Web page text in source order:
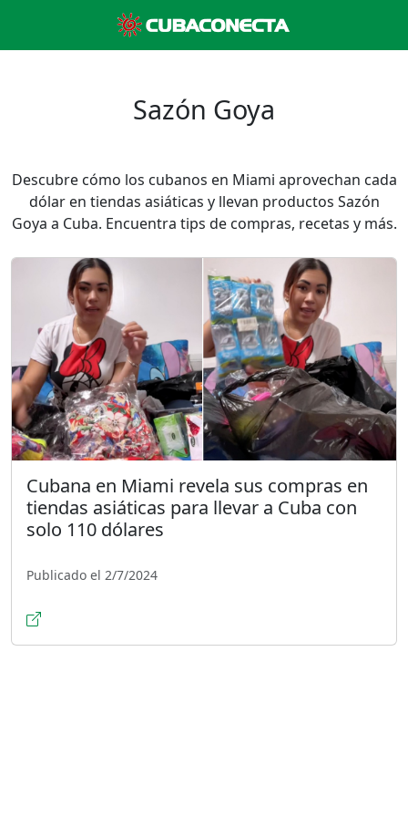
Sazón Goya
Descubre cómo los cubanos en Miami aprovechan cada
dólar en tiendas asiáticas y llevan productos Sazón
Goya a Cuba. Encuentra tips de compras, recetas y más.
Cubana en Miami revela sus compras en
tiendas asiáticas para llevar a Cuba con
solo 110 dólares
Publicado el 2/7/2024